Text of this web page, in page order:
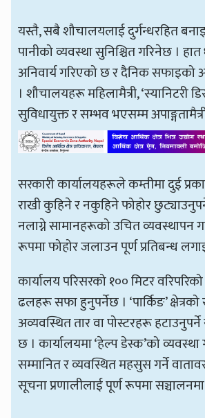
यस्तै, सबै शौचालयलाई दुर्गन्धरहित
पानीको व्यवस्था सुनिश्चित गरिनेछ ।
अनिवार्य गरिएको छ र दैनिक सफाइको
। शौचालयहरू महिलामैत्री, ‘स्यानिटरी
सुविधायुक्त र सम्भव भएसम्म
सरकारी कार्यालयहरूले कम्तीमा दुई
राखी कुहिने र नकुहिने फोहोर
नलाग्ने सामानहरूको उचित व्यवस्थापन
रूपमा फोहोर जलाउन पूर्ण प्रतिबन्ध
कार्यालय परिसरको १०० मिटर वरिपरिको
ढलहरू सफा हुनुपर्नेछ । ‘पार्किङ’ क्षेत्रको
अव्यवस्थित तार वा पोस्टरहरू
छ । कार्यालयमा ‘हेल्प डेस्क’को व्यवस्था
सम्मानित र व्यवस्थित महसुस गर्ने
सूचना प्रणालीलाई पूर्ण रूपमा